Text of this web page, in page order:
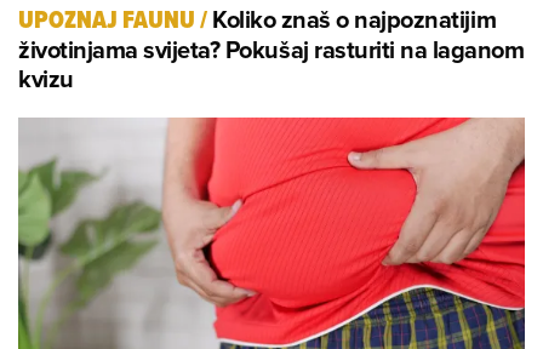
UPOZNAJ FAUNU/Koliko znaš o najpoznatijim
životinjama svijeta? Pokušaj rasturiti na laganom
kvizu